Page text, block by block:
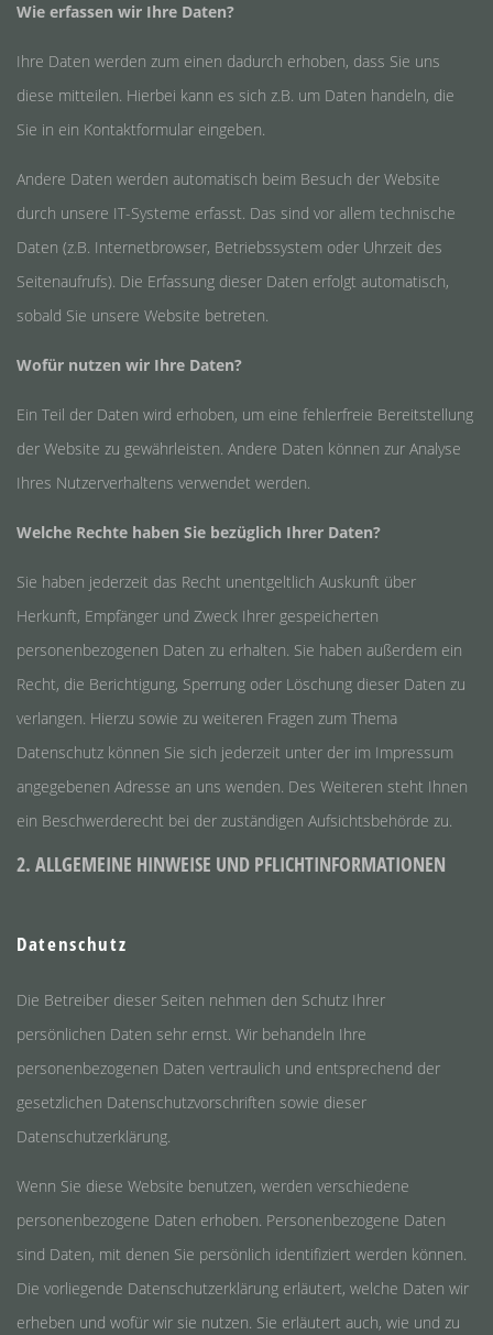
Wie erfassen wir Ihre Daten?
Ihre Daten werden zum einen dadurch erhoben, dass Sie uns
diese mitteilen. Hierbei kann es sich z.B. um Daten handeln, die
Sie in ein Kontaktformular eingeben.
Andere Daten werden automatisch beim Besuch der Website
durch unsere IT-Systeme erfasst. Das sind vor allem technische
Daten (z.B. Internetbrowser, Betriebssystem oder Uhrzeit des
Seitenaufrufs). Die Erfassung dieser Daten erfolgt automatisch,
sobald Sie unsere Website betreten.
Wofür nutzen wir Ihre Daten?
Ein Teil der Daten wird erhoben, um eine fehlerfreie Bereitstellung
der Website zu gewährleisten. Andere Daten können zur Analyse
Ihres Nutzerverhaltens verwendet werden.
Welche Rechte haben Sie bezüglich Ihrer Daten?
Sie haben jederzeit das Recht unentgeltlich Auskunft über
Herkunft, Empfänger und Zweck Ihrer gespeicherten
personenbezogenen Daten zu erhalten. Sie haben außerdem ein
Recht, die Berichtigung, Sperrung oder Löschung dieser Daten zu
verlangen. Hierzu sowie zu weiteren Fragen zum Thema
Datenschutz können Sie sich jederzeit unter der im Impressum
angegebenen Adresse an uns wenden. Des Weiteren steht Ihnen
ein Beschwerderecht bei der zuständigen Aufsichtsbehörde zu.
2. ALLGEMEINE HINWEISE UND PFLICHTINFORMATIONEN
Datenschutz
Die Betreiber dieser Seiten nehmen den Schutz Ihrer
persönlichen Daten sehr ernst. Wir behandeln Ihre
personenbezogenen Daten vertraulich und entsprechend der
gesetzlichen Datenschutzvorschriften sowie dieser
Datenschutzerklärung.
Wenn Sie diese Website benutzen, werden verschiedene
personenbezogene Daten erhoben. Personenbezogene Daten
sind Daten, mit denen Sie persönlich identifiziert werden können.
Die vorliegende Datenschutzerklärung erläutert, welche Daten wir
erheben und wofür wir sie nutzen. Sie erläutert auch, wie und zu